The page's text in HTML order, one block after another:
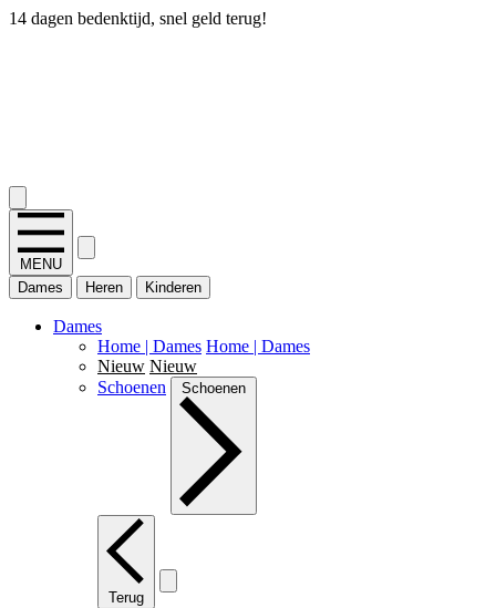
14 dagen bedenktijd, snel geld terug!
MENU
Dames
Heren Kinderen
Dames
Home | Dames Home | Dames
Nieuw Nieuw
Schoenen
Schoenen
Terug